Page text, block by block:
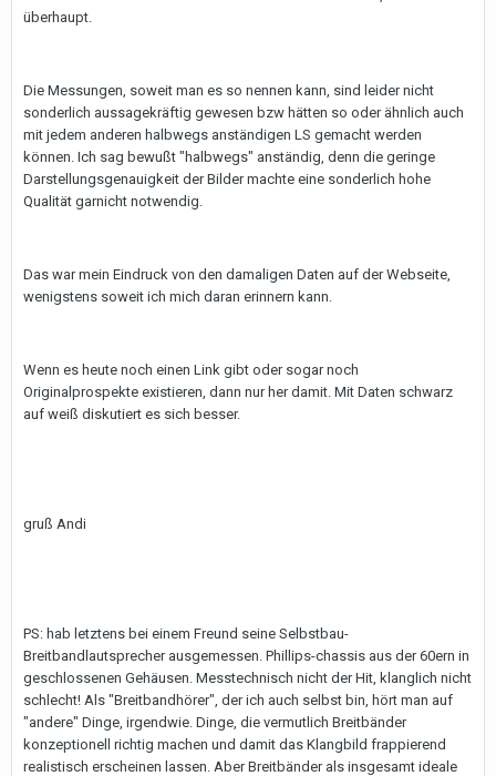
überhaupt.
Die Messungen, soweit man es so nennen kann, sind leider nicht
sonderlich aussagekräftig gewesen bzw hätten so oder ähnlich auch
mit jedem anderen halbwegs anständigen LS gemacht werden
können. Ich sag bewußt "halbwegs" anständig, denn die geringe
Darstellungsgenauigkeit der Bilder machte eine sonderlich hohe
Qualität garnicht notwendig.
Das war mein Eindruck von den damaligen Daten auf der Webseite,
wenigstens soweit ich mich daran erinnern kann.
Wenn es heute noch einen Link gibt oder sogar noch
Originalprospekte existieren, dann nur her damit. Mit Daten schwarz
auf weiß diskutiert es sich besser.
gruß Andi
PS: hab letztens bei einem Freund seine Selbstbau-
Breitbandlautsprecher ausgemessen. Phillips-chassis aus der 60ern in
geschlossenen Gehäusen. Messtechnisch nicht der Hit, klanglich nicht
schlecht! Als "Breitbandhörer", der ich auch selbst bin, hört man auf
"andere" Dinge, irgendwie. Dinge, die vermutlich Breitbänder
konzeptionell richtig machen und damit das Klangbild frappierend
realistisch erscheinen lassen. Aber Breitbänder als insgesamt ideale